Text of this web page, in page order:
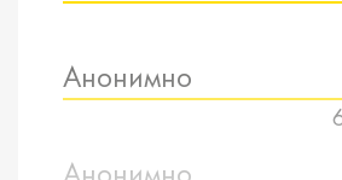
Анонимно